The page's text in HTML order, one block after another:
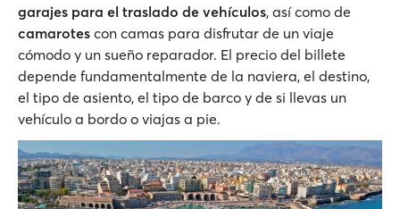
garajes para el traslado de vehículos, así como de
camarotes con camas para disfrutar de un viaje
cómodo y un sueño reparador. El precio del billete
depende fundamentalmente de la naviera, el destino,
el tipo de asiento, el tipo de barco y de si llevas un
vehículo a bordo o viajas a pie.